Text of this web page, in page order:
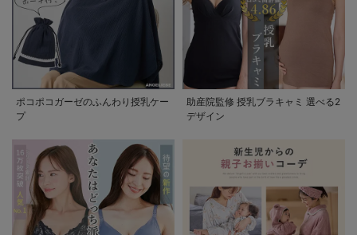
ポコポコガーゼのふんわり授乳ケー
プ
助産院監修 授乳ブラキャミ 選べる2
デザイン